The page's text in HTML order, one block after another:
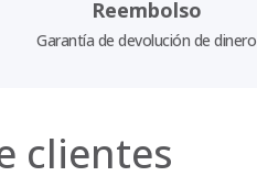
Reembolso
Garantía de devolución de dinero
clientes